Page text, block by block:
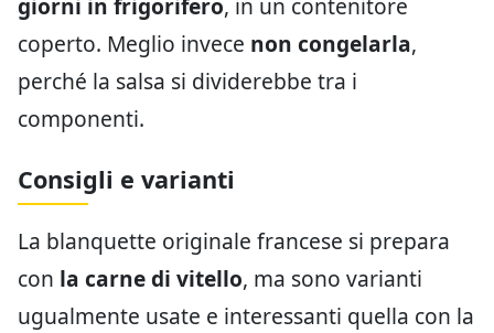
giorni in frigorifero, in un contenitore
coperto. Meglio invece non congelarla,
perché la salsa si dividerebbe tra i
componenti.
Consigli e varianti
La blanquette originale francese si prepara
con la carne di vitello, ma sono varianti
ugualmente usate e interessanti quella con la